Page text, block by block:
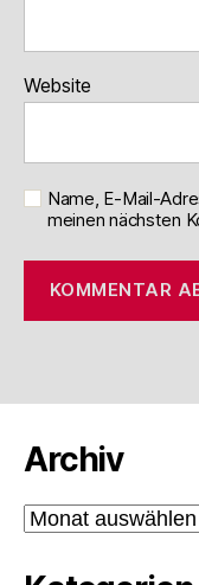
Website
Name, E-Mail-
meinen nächsten
Archiv
Archiv